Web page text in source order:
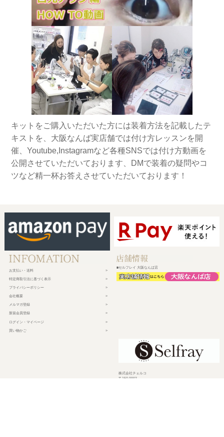
キットをご購入いただいた方には装着方法を記載したテ
キストを、大阪なんば実店舗では付け方レッスンを開
催、Youtube,Instagramなど各種SNSでは付け方動画を
公開させていただいております、DMで装着の疑問やコ
ツなど精一杯お答えさせていただいております！
お支払い・送料
特定商取引法に基づく表示
プライバシーポリシー
会社概要
メルマガ登録
新規会員登録
ログイン・マイページ
買い物かご
■セルフレイ 大阪なんば店
株式会社チェルコ
〒150-0002